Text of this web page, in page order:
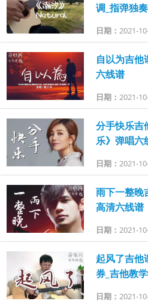
调_指弹独
日期： 2021-
自以为吉他
六线谱
日期： 2021-
分手快乐吉
乐》弹唱六
日期： 2021-
雨下一整晚
高清六线谱
日期： 2021-
起风了吉他
券_吉他教
日期： 2021-